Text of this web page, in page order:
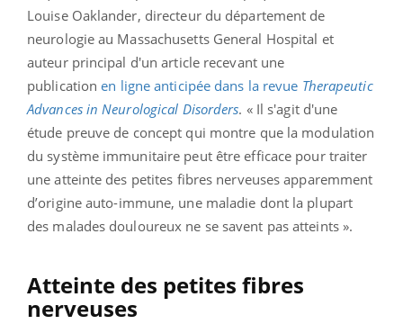
Louise Oaklander, directeur du département de
neurologie au Massachusetts General Hospital et
auteur principal d'un article recevant une
publicationen ligne anticipée dans la revue Therapeutic
Advances in Neurological Disorders. « Il s'agit d'une
étude preuve de concept qui montre que la modulation
du système immunitaire peut être efficace pour traiter
une atteinte des petites fibres nerveuses apparemment
d’origine auto-immune, une maladie dont la plupart
des malades douloureux ne se savent pas atteints ».
Atteinte des petites fibres
nerveuses